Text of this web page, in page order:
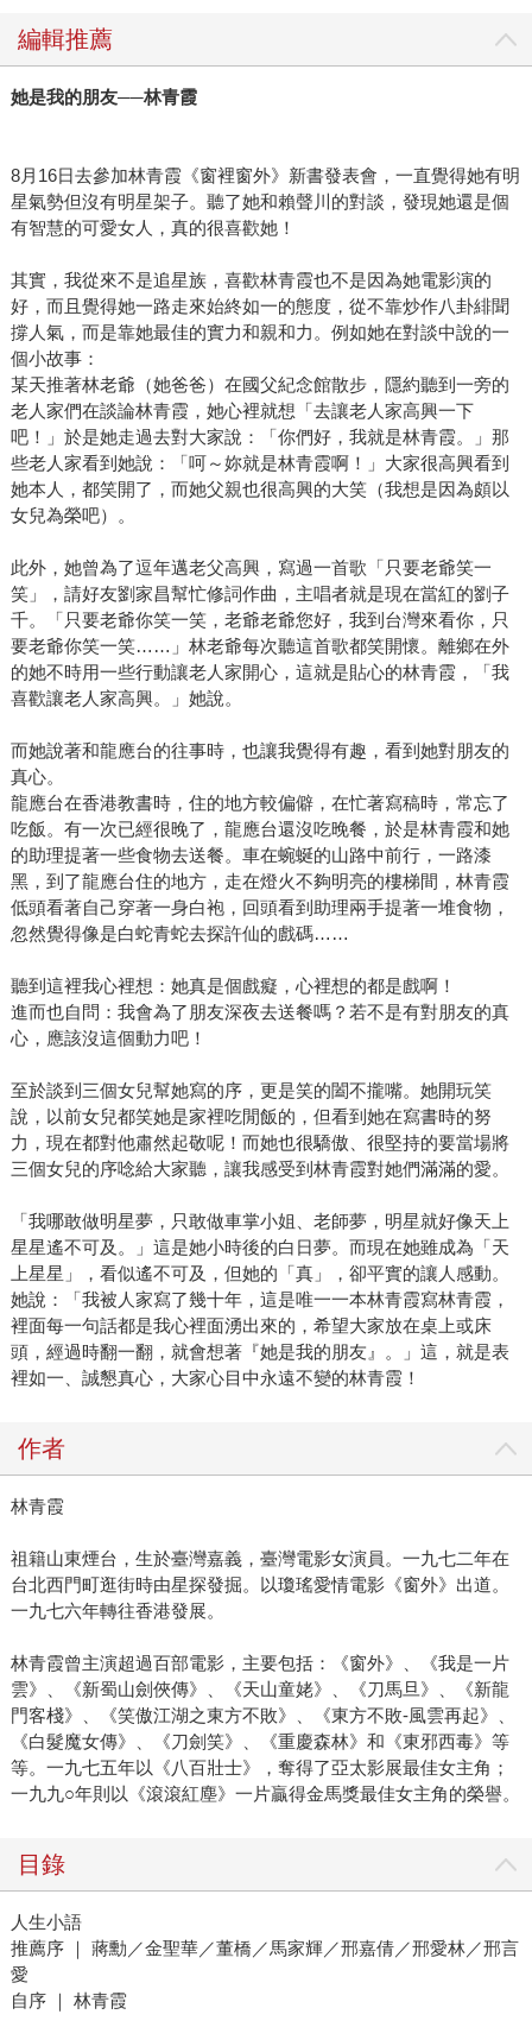
編輯推薦
她是我的朋友──林青霞
8月16日去參加林青霞《窗裡窗外》新書發表會，一直覺得她有明
星氣勢但沒有明星架子。聽了她和賴聲川的對談，發現她還是個
有智慧的可愛女人，真的很喜歡她！
其實，我從來不是追星族，喜歡林青霞也不是因為她電影演的
好，而且覺得她一路走來始終如一的態度，從不靠炒作八卦緋聞
撐人氣，而是靠她最佳的實力和親和力。例如她在對談中說的一
個小故事：
某天推著林老爺（她爸爸）在國父紀念館散步，隱約聽到一旁的
老人家們在談論林青霞，她心裡就想「去讓老人家高興一下
吧！」於是她走過去對大家說：「你們好，我就是林青霞。」那
些老人家看到她說：「呵～妳就是林青霞啊！」大家很高興看到
她本人，都笑開了，而她父親也很高興的大笑（我想是因為頗以
女兒為榮吧）。
此外，她曾為了逗年邁老父高興，寫過一首歌「只要老爺笑一
笑」，請好友劉家昌幫忙修詞作曲，主唱者就是現在當紅的劉子
千。「只要老爺你笑一笑，老爺老爺您好，我到台灣來看你，只
要老爺你笑一笑……」林老爺每次聽這首歌都笑開懷。離鄉在外
的她不時用一些行動讓老人家開心，這就是貼心的林青霞，「我
喜歡讓老人家高興。」她說。
而她說著和龍應台的往事時，也讓我覺得有趣，看到她對朋友的
真心。
龍應台在香港教書時，住的地方較偏僻，在忙著寫稿時，常忘了
吃飯。有一次已經很晚了，龍應台還沒吃晚餐，於是林青霞和她
的助理提著一些食物去送餐。車在蜿蜒的山路中前行，一路漆
黑，到了龍應台住的地方，走在燈火不夠明亮的樓梯間，林青霞
低頭看著自己穿著一身白袍，回頭看到助理兩手提著一堆食物，
忽然覺得像是白蛇青蛇去探許仙的戲碼……
聽到這裡我心裡想：她真是個戲癡，心裡想的都是戲啊！
進而也自問：我會為了朋友深夜去送餐嗎？若不是有對朋友的真
心，應該沒這個動力吧！
至於談到三個女兒幫她寫的序，更是笑的闔不攏嘴。她開玩笑
說，以前女兒都笑她是家裡吃閒飯的，但看到她在寫書時的努
力，現在都對他肅然起敬呢！而她也很驕傲、很堅持的要當場將
三個女兒的序唸給大家聽，讓我感受到林青霞對她們滿滿的愛。
「我哪敢做明星夢，只敢做車掌小姐、老師夢，明星就好像天上
星星遙不可及。」這是她小時後的白日夢。而現在她雖成為「天
上星星」，看似遙不可及，但她的「真」，卻平實的讓人感動。
她說：「我被人家寫了幾十年，這是唯一一本林青霞寫林青霞，
裡面每一句話都是我心裡面湧出來的，希望大家放在桌上或床
頭，經過時翻一翻，就會想著『她是我的朋友』。」這，就是表
裡如一、誠懇真心，大家心目中永遠不變的林青霞！
作者
林青霞
祖籍山東煙台，生於臺灣嘉義，臺灣電影女演員。一九七二年在
台北西門町逛街時由星探發掘。以瓊瑤愛情電影《窗外》出道。
一九七六年轉往香港發展。
林青霞曾主演超過百部電影，主要包括：《窗外》、《我是一片
雲》、《新蜀山劍俠傳》、《天山童姥》、《刀馬旦》、《新龍
門客棧》、《笑傲江湖之東方不敗》、《東方不敗-風雲再起》、
《白髮魔女傳》、《刀劍笑》、《重慶森林》和《東邪西毒》等
等。一九七五年以《八百壯士》，奪得了亞太影展最佳女主角；
一九九○年則以《滾滾紅塵》一片贏得金馬獎最佳女主角的榮譽。
目錄
人生小語
推薦序 ｜ 蔣勳／金聖華／董橋／馬家輝／邢嘉倩／邢愛林／邢言
愛
自序 ｜ 林青霞